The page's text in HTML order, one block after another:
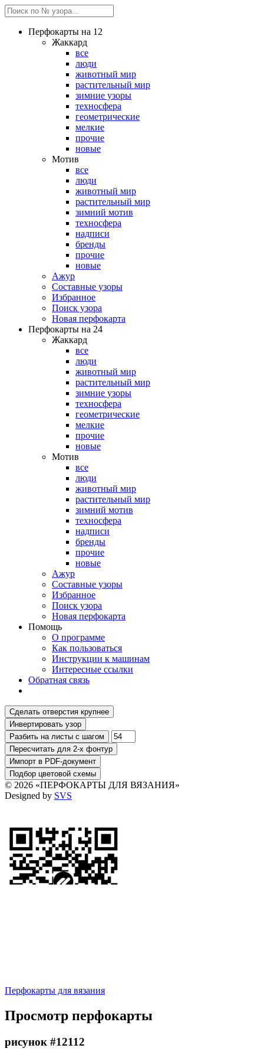
Перфокарты на 12
Жаккард
все
люди
животный мир
растительный мир
зимние узоры
техносфера
геометрические
мелкие
прочие
новые
Мотив
все
люди
животный мир
растительный мир
зимний мотив
техносфера
надписи
бренды
прочие
новые
Ажур
Составные узоры
Избранное
Поиск узора
Новая перфокарта
Перфокарты на 24
Жаккард
все
люди
животный мир
растительный мир
зимние узоры
техносфера
геометрические
мелкие
прочие
новые
Мотив
все
люди
животный мир
растительный мир
зимний мотив
техносфера
надписи
бренды
прочие
новые
Ажур
Составные узоры
Избранное
Поиск узора
Новая перфокарта
Помощь
О программе
Как пользоваться
Инструкции к машинам
Интересные ссылки
Обратная связь
© 2026 «ПЕРФОКАРТЫ ДЛЯ ВЯЗАНИЯ»
Designed by SVS
Перфокарты для вязания
Просмотр перфокарты
рисунок #12112